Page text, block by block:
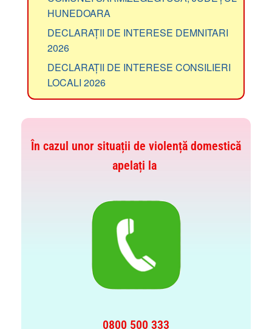
HUNEDOARA
DECLARAȚII DE INTERESE DEMNITARI
2026
DECLARAȚII DE INTERESE CONSILIERI
LOCALI 2026
În cazul unor situații de violență domestică
apelați la
0800 500 333